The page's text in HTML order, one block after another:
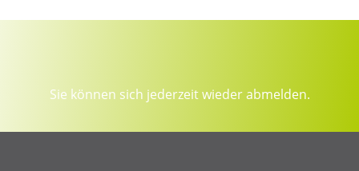
Sie können sich jederzeit wieder abmelden.